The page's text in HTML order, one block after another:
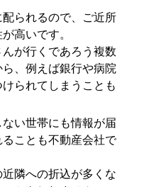
られるので、ご近所
高いです。
が行くであろう複数
、例えば銀行や病院
られてしまうことも
い世帯にも情報が届
ことも不動産会社で
隣への折込が多くな